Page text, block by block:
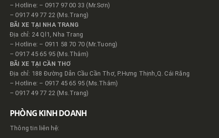
– Hotline: – 0917 97 00 33 (Mr.Sơn)
– 0917 49 77 22 (Ms.Trang)
BÃI XE TẠI NHA TRANG
Địa chỉ: 24 Ql1, Nha Trang
– Hotline: – 0911 58 70 70 (Mr.Tuong)
– 0917 45 65 95 (Ms.Thắm)
BÃI XE TẠI CẦN THƠ
Địa chỉ: 188 Đường Dẫn Cầu Cần Thơ, P.Hưng Thịnh,Q. Cái Răng
– Hotline: – 0917 45 65 95 (Ms.Thắm)
– 0917 49 77 22 (Ms.Trang)
PHÒNG KINH DOANH
Thông tin liên hệ: